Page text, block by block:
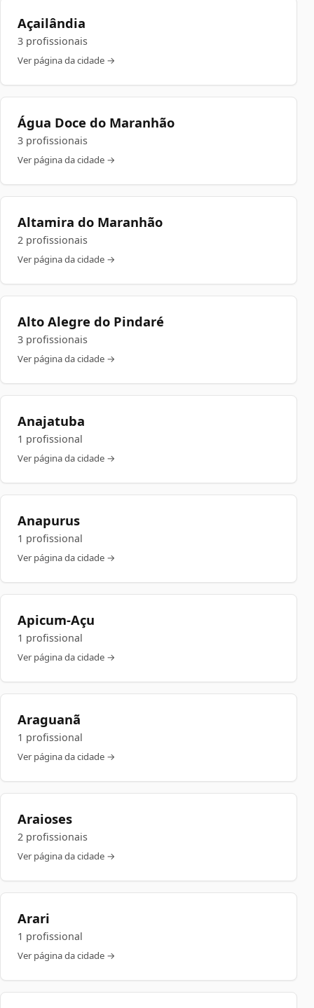
Açailândia
3 profissionais
Ver página da cidade →
Água Doce do Maranhão
3 profissionais
Ver página da cidade →
Altamira do Maranhão
2 profissionais
Ver página da cidade →
Alto Alegre do Pindaré
3 profissionais
Ver página da cidade →
Anajatuba
1 profissional
Ver página da cidade →
Anapurus
1 profissional
Ver página da cidade →
Apicum-Açu
1 profissional
Ver página da cidade →
Araguanã
1 profissional
Ver página da cidade →
Araioses
2 profissionais
Ver página da cidade →
Arari
1 profissional
Ver página da cidade →